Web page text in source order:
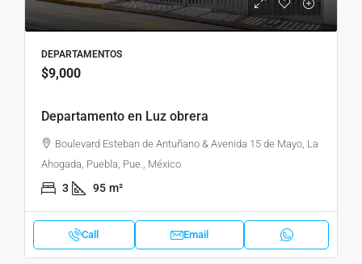
DEPARTAMENTOS
$9,000
Departamento en Luz obrera
Boulevard Esteban de Antuñano & Avenida 15 de Mayo, La
Ahogada, Puebla, Pue., México
3 95 m²
Call Email